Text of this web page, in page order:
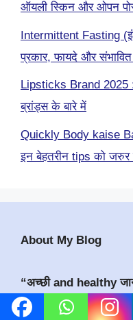
ऑयली स्किन और ओपन
Intermittent Fasting
प्रकार, फायदे और
Lipsticks Brand 2025
ब्रांड्स के बारे में
Quickly Body kaise
इन बेहतरीन tips को जरुर
About My Blog
“अच्छी and healthy
health टिप्स, beauty